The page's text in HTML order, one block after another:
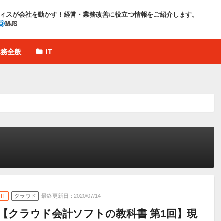
スが会社を動かす！ 経営・業務改善に役立つ情報をご紹介します。
全般 IT
IT クラウド 最終更新日：2020/07/14
クラウド会計ソフトの教科書 第1回】現